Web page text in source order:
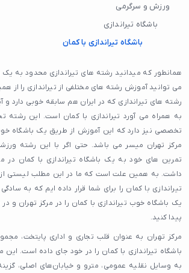
ورزش و سرگرمی
باشگاه تیراندازی
باشگاه تیراندازی با کمان
همانطور که میدانید رشته های تیراندازی محدود به
می توانید آموزش رشته های مختلفی از تیراندازی را از
رشته های تیراندازی که در ایران هم سابقه خوبی دارد و
به همراه می آورد تیراندازی با کمان است. این
تخصصی نیز دارد که این آموزش از طریق یک باشگاه خوب
مرکز تهران میسر می باشد. حتی اگر با این رشته
تمرین های خود به یک باشگاه تیراندازی با کمان در
داشت. به همین علت است که ما در این مطلب لیستی از
تیراندازی با کمان را برای شما قرار داده ایم که به
یک باشگاه خوب تیراندازی با کمان را در مرکز تهران و
پیدا کنید.
مرکز تهران به عنوان قلب تجاری و اداری پایتخت،
باشگاه تیراندازی با کمان را در خود جای داده است.
به وسایل نقلیه عمومی، مترو و خیابان‌های اصلی،